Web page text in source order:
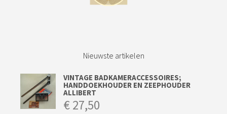
Nieuwste artikelen
VINTAGE BADKAMERACCESSOIRES;
HANDDOEKHOUDER EN ZEEPHOUDER
ALLIBERT
€27,50